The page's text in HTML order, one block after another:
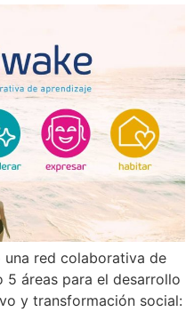
una red colaborativa de
áreas para el desarrollo
y transformación social: